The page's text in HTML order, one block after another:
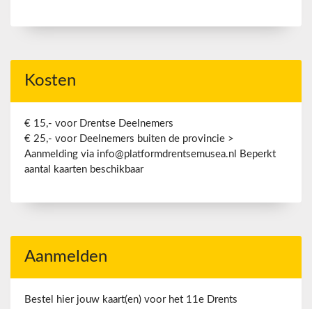
Kosten
€ 15,- voor Drentse Deelnemers
€ 25,- voor Deelnemers buiten de provincie >
Aanmelding via info@platformdrentsemusea.nl Beperkt
aantal kaarten beschikbaar
Aanmelden
Bestel hier jouw kaart(en) voor het 11e Drents